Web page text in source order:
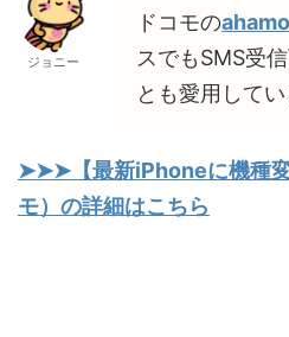
ジョニー
ドコモのahamo
スでもSMS受
とも愛用してい
➤➤➤【最新iPhoneに機種
モ）の詳細はこちら